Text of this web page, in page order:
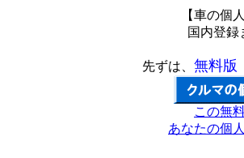
【車の個
国内登録
先ずは、 無料版
この無
あなたの個